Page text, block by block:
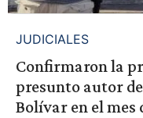
JUDICIALES
Confirmaron la
presunto autor
Bolívar en el mes